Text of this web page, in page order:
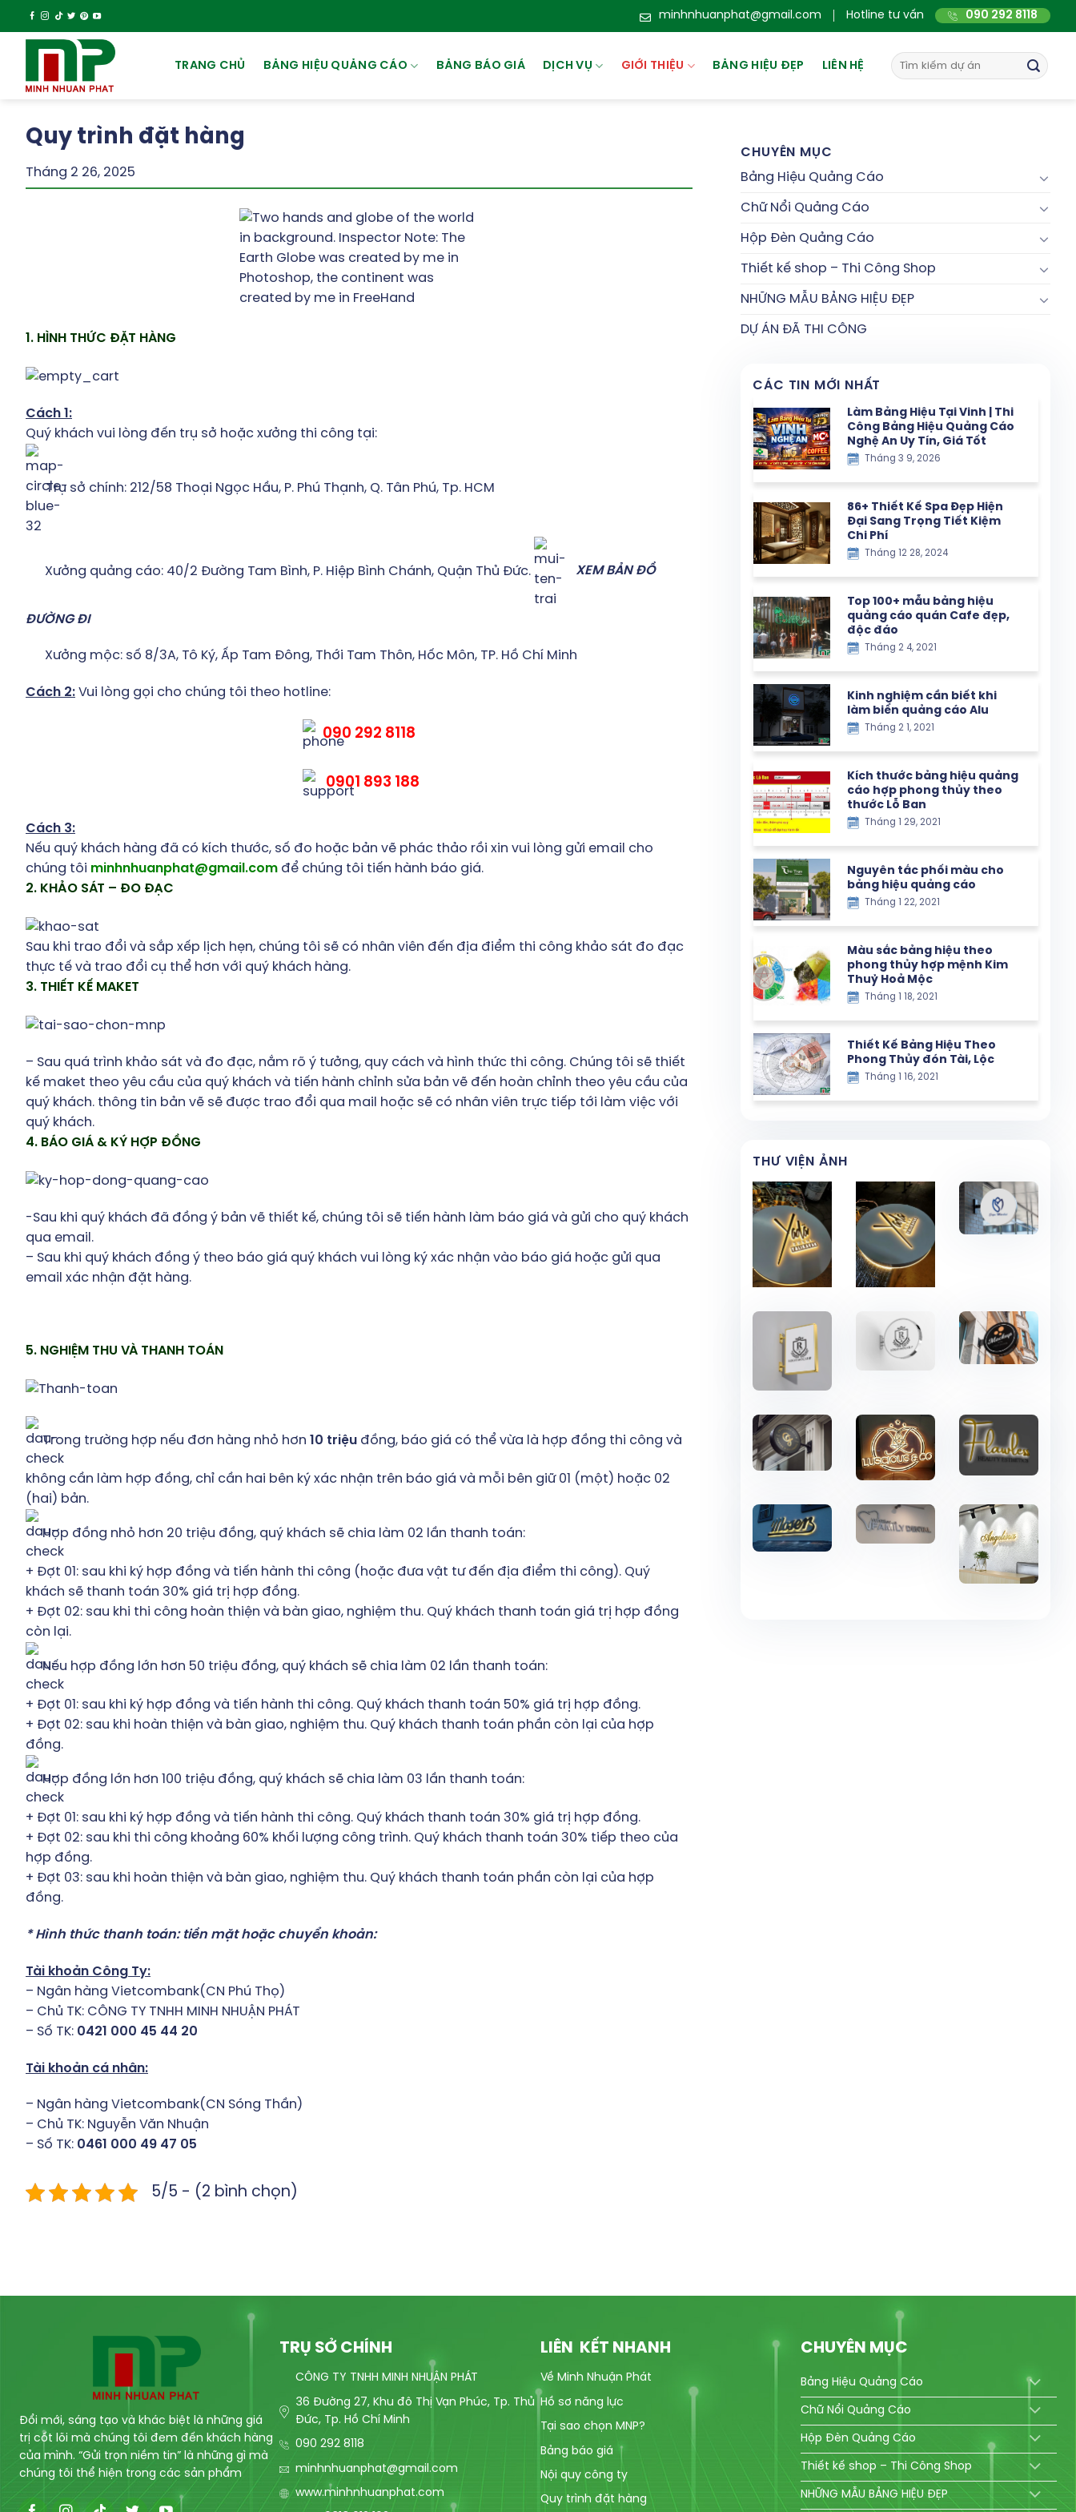
Chuyển
đến
minhnhuanphat@gmail.com Hotline tư vấn 090 292 8118
TRANG CHỦ BẢNG HIỆU QUẢNG CÁO BẢNG BÁO GIÁ DỊCH VỤ GIỚI THIỆU BẢNG HIỆU ĐẸP LIÊN HỆ
Quy trình đặt hàng
Tháng 2 26, 2025
1. HÌNH THỨC ĐẶT HÀNG
Cách 1:
Quý khách vui lòng đến trụ sở hoặc xưởng thi công tại:
Trụ sở chính: 212/58 Thoại Ngọc Hầu, P. Phú Thạnh, Q. Tân Phú, Tp. HCM
Xưởng quảng cáo: 40/2 Đường Tam Bình, P. Hiệp Bình Chánh, Quận Thủ Đức. XEM BẢN ĐỒ
ĐƯỜNG ĐI
Xưởng mộc: số 8/3A, Tô Ký, Ấp Tam Đông, Thới Tam Thôn, Hốc Môn, TP. Hồ Chí Minh
Cách 2: Vui lòng gọi cho chúng tôi theo hotline:
090 292 8118
0901 893 188
Cách 3:
Nếu quý khách hàng đã có kích thước, số đo hoặc bản vẽ phác thảo rồi xin vui lòng gửi email cho
chúng tôi minhnhuanphat@gmail.com để chúng tôi tiến hành báo giá.
2. KHẢO SÁT – ĐO ĐẠC
Sau khi trao đổi và sắp xếp lịch hẹn, chúng tôi sẽ có nhân viên đến địa điểm thi công khảo sát đo đạc
thực tế và trao đổi cụ thể hơn với quý khách hàng.
3. THIẾT KẾ MAKET
– Sau quá trình khảo sát và đo đạc, nắm rõ ý tưởng, quy cách và hình thức thi công. Chúng tôi sẽ thiết
kế maket theo yêu cầu của quý khách và tiến hành chỉnh sửa bản vẽ đến hoàn chỉnh theo yêu cầu của
quý khách. thông tin bản vẽ sẽ được trao đổi qua mail hoặc sẽ có nhân viên trực tiếp tới làm việc với
quý khách.
4. BÁO GIÁ & KÝ HỢP ĐỒNG
-Sau khi quý khách đã đồng ý bản vẽ thiết kế, chúng tôi sẽ tiến hành làm báo giá và gửi cho quý khách
qua email.
– Sau khi quý khách đồng ý theo báo giá quý khách vui lòng ký xác nhận vào báo giá hoặc gửi qua
email xác nhận đặt hàng.
5. NGHIỆM THU VÀ THANH TOÁN
Trong trường hợp nếu đơn hàng nhỏ hơn 10 triệu đồng, báo giá có thể vừa là hợp đồng thi công và
không cần làm hợp đồng, chỉ cần hai bên ký xác nhận trên báo giá và mỗi bên giữ 01 (một) hoặc 02
(hai) bản.
Hợp đồng nhỏ hơn 20 triệu đồng, quý khách sẽ chia làm 02 lần thanh toán:
+ Đợt 01: sau khi ký hợp đồng và tiến hành thi công (hoặc đưa vật tư đến địa điểm thi công). Quý
khách sẽ thanh toán 30% giá trị hợp đồng.
+ Đợt 02: sau khi thi công hoàn thiện và bàn giao, nghiệm thu. Quý khách thanh toán giá trị hợp đồng
còn lại.
Nếu hợp đồng lớn hơn 50 triệu đồng, quý khách sẽ chia làm 02 lần thanh toán:
+ Đợt 01: sau khi ký hợp đồng và tiến hành thi công. Quý khách thanh toán 50% giá trị hợp đồng.
+ Đợt 02: sau khi hoàn thiện và bàn giao, nghiệm thu. Quý khách thanh toán phần còn lại của hợp
đồng.
Hợp đồng lớn hơn 100 triệu đồng, quý khách sẽ chia làm 03 lần thanh toán:
+ Đợt 01: sau khi ký hợp đồng và tiến hành thi công. Quý khách thanh toán 30% giá trị hợp đồng.
+ Đợt 02: sau khi thi công khoảng 60% khối lượng công trình. Quý khách thanh toán 30% tiếp theo của
hợp đồng.
+ Đợt 03: sau khi hoàn thiện và bàn giao, nghiệm thu. Quý khách thanh toán phần còn lại của hợp
đồng.
* Hình thức thanh toán: tiền mặt hoặc chuyển khoản:
Tài khoản Công Ty:
– Ngân hàng Vietcombank(CN Phú Thọ)
– Chủ TK: CÔNG TY TNHH MINH NHUẬN PHÁT
– Số TK: 0421 000 45 44 20
Tài khoản cá nhân:
– Ngân hàng Vietcombank(CN Sóng Thần)
– Chủ TK: Nguyễn Văn Nhuận
– Số TK: 0461 000 49 47 05
5/5 - (2 bình chọn)
CHUYÊN MỤC
Bảng Hiệu Quảng Cáo
Chữ Nổi Quảng Cáo
Hộp Đèn Quảng Cáo
Thiết kế shop – Thi Công Shop
NHỮNG MẪU BẢNG HIỆU ĐẸP
DỰ ÁN ĐÃ THI CÔNG
CÁC TIN MỚI NHẤT
Làm Bảng Hiệu Tại Vinh | Thi
Công Bảng Hiệu Quảng Cáo
Nghệ An Uy Tín, Giá Tốt
Tháng 3 9, 2026
86+ Thiết Kế Spa Đẹp Hiện
Đại Sang Trọng Tiết Kiệm
Chi Phí
Tháng 12 28, 2024
Top 100+ mẫu bảng hiệu
quảng cáo quán Cafe đẹp,
độc đáo
Tháng 2 4, 2021
Kinh nghiệm cần biết khi
làm biển quảng cáo Alu
Tháng 2 1, 2021
Kích thước bảng hiệu quảng
cáo hợp phong thủy theo
thước Lỗ Ban
Tháng 1 29, 2021
Nguyên tắc phối màu cho
bảng hiệu quảng cáo
Tháng 1 22, 2021
Màu sắc bảng hiệu theo
phong thủy hợp mệnh Kim
Thuỷ Hoả Mộc
Tháng 1 18, 2021
Thiết Kế Bảng Hiệu Theo
Phong Thủy đón Tài, Lộc
Tháng 1 16, 2021
THƯ VIỆN ẢNH
Đổi mới, sáng tạo và khác biệt là những giá
trị cốt lõi mà chúng tôi đem đến khách hàng
của mình. “Gửi trọn niềm tin” là những gì mà
chúng tôi thể hiện trong các sản phẩm
TRỤ SỞ CHÍNH
CÔNG TY TNHH MINH NHUẬN PHÁT
36 Đường 27, Khu đô Thị Vạn Phúc, Tp. Thủ
Đức, Tp. Hồ Chí Minh
090 292 8118
minhnhuanphat@gmail.com
www.minhnhuanphat.com
LIÊN KẾT NHANH
Về Minh Nhuận Phát
Hồ sơ năng lực
Tại sao chọn MNP?
Bảng báo giá
Nội quy công ty
Quy trình đặt hàng
CHUYÊN MỤC
Bảng Hiệu Quảng Cáo
Chữ Nổi Quảng Cáo
Hộp Đèn Quảng Cáo
Thiết kế shop – Thi Công Shop
NHỮNG MẪU BẢNG HIỆU ĐẸP